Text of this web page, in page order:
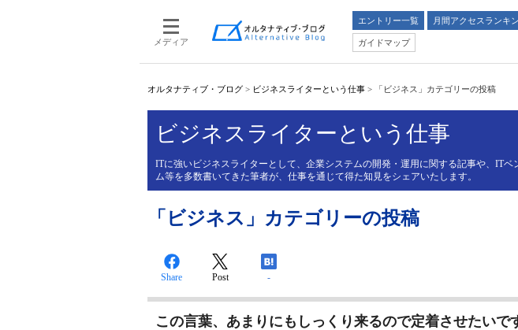
メディア
エントリー一覧 月間アクセスランキ
ガイドマップ
オルタナティブ・ブログ > ビジネスライターという仕事 > 「ビジネス」カテゴリーの投稿
ビジネスライターという仕事
ITに強いビジネスライターとして、企業システムの開発・運用に関する記事や、ITベ
ム等を多数書いてきた筆者が、仕事を通じて得た知見をシェアいたします。
「ビジネス」カテゴリーの投稿
Share Post -
この言葉、あまりにもしっくり来るので定着させたいで